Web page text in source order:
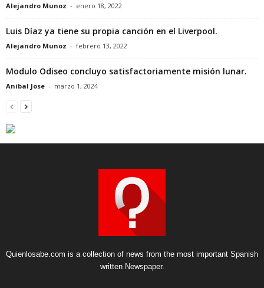
Alejandro Munoz - enero 18, 2022
Luis Díaz ya tiene su propia canción en el Liverpool.
Alejandro Munoz - febrero 13, 2022
Modulo Odiseo concluyo satisfactoriamente misión lunar.
Anibal Jose - marzo 1, 2024
Quienlosabe.com is a collection of news from the most important Spanish
written Newspaper.